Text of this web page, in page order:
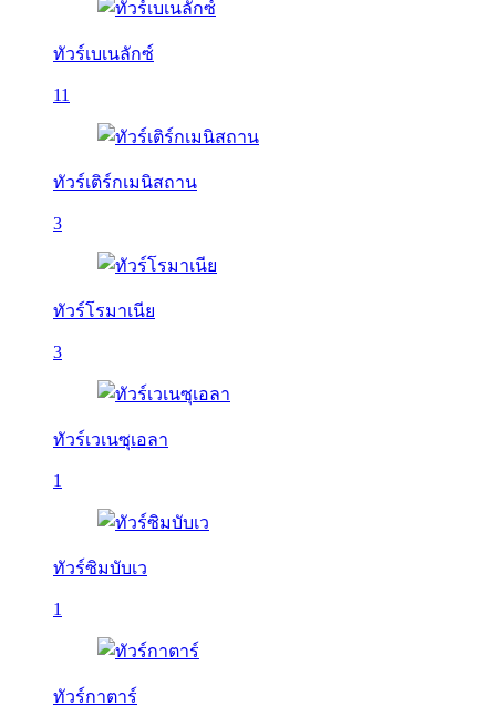
ทัวร์เบเนลักซ์
11
ทัวร์เติร์กเมนิสถาน
3
ทัวร์โรมาเนีย
3
ทัวร์เวเนซุเอลา
1
ทัวร์ซิมบับเว
1
ทัวร์กาตาร์